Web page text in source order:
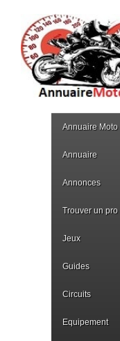
Annuaire Moto
Annuaire
Annonces
Trouver un pro
Jeux
Guides
Circuits
Equipement